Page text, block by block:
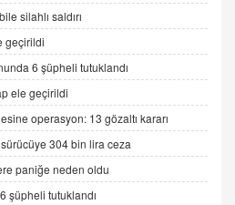
Yüzüne Vurulan Şamar:
Ne? "Beraber Yürüyoruz"
silahlı saldırı
geçirildi
6 şüpheli tutuklandı
ele geçirildi
operasyon: 13 gözaltı kararı
304 bin lira ceza
paniğe neden oldu
şüpheli tutuklandı